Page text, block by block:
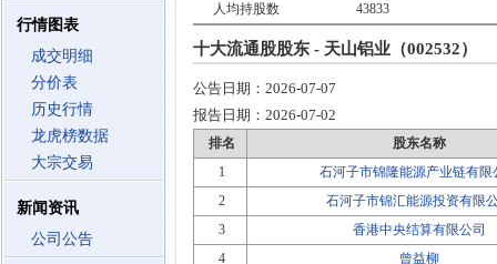
行情图表
成交明细
分价表
历史行情
龙虎榜数据
大宗交易
新闻资讯
公司公告
人均持股数
43833
十大流通股股东 - 天山铝业（002532）
公告日期： 2026-07-07
报告日期： 2026-07-02
排名
股东名称
1
石河子市锦隆能源产业链有限
2
石河子市锦汇能源投资有限
3
香港中央结算有限公司
4
曾益柳